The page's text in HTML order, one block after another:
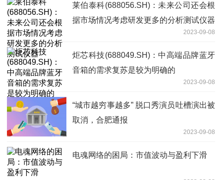
莱伯泰科(688056.SH)：未来公司还会根
据市场情况考虑研发更多的分析测试仪器
2023-09-08
炬芯科技(688049.SH)：中高端品牌蓝牙
音箱的需求复苏是较为明确的
2023-09-08
“城市越穷事越多” 脱口秀演员吐槽演出被
取消，合肥通报
2023-09-08
电魂网络的困局：市值波动与盈利下滑